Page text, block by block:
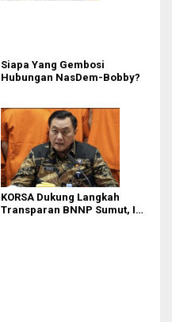
Siapa Yang Gembosi
Hubungan NasDem-Bobby?
KORSA Dukung Langkah
Transparan BNNP Sumut, Isu